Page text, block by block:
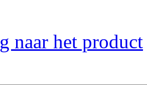
naar het product